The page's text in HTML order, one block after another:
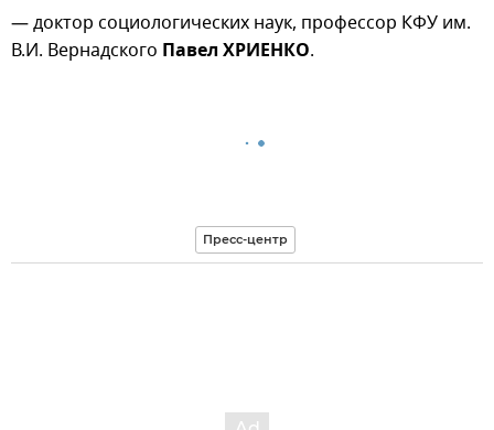
— доктор социологических наук, профессор КФУ им.
В.И. Вернадского Павел ХРИЕНКО.
Пресс-центр